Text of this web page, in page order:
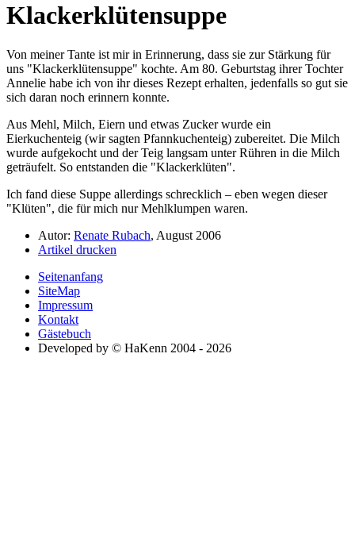
Klackerklütensuppe
Von meiner Tante ist mir in Erinnerung, dass sie zur Stärkung für
uns
Klackerklütensuppe
kochte. Am 80. Geburtstag ihrer Tochter
Annelie habe ich von ihr dieses Rezept erhalten, jedenfalls so gut sie
sich daran noch erinnern konnte.
Aus Mehl, Milch, Eiern und etwas Zucker wurde ein
Eierkuchenteig (wir sagten Pfannkuchenteig) zubereitet. Die Milch
wurde aufgekocht und der Teig langsam unter Rühren in die Milch
geträufelt. So entstanden die
Klackerklüten .
Ich fand diese Suppe allerdings schrecklich – eben wegen dieser
Klüten , die für mich nur Mehlklumpen waren.
Autor: Renate Rubach, August 2006
Artikel drucken
Seitenanfang
SiteMap
Impressum
Kontakt
Gästebuch
Developed by © HaKenn 2004 - 2026